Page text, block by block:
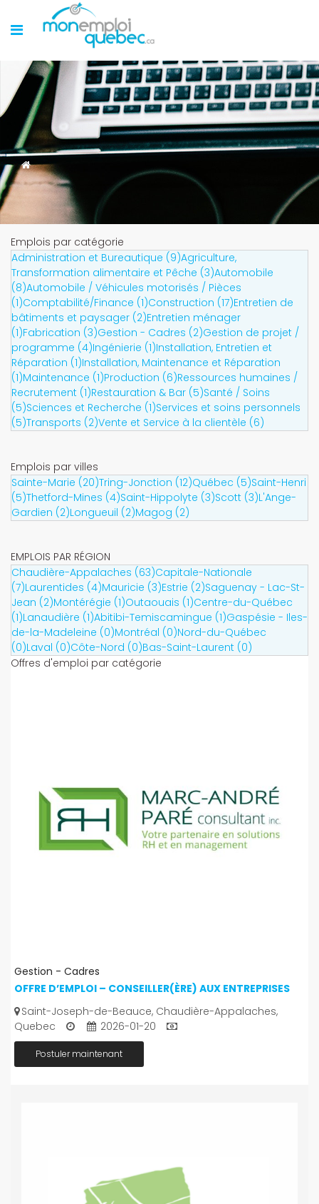
Emplois par catégorie
Administration et Bureautique (9)Agriculture,
Transformation alimentaire et Pêche (3)Automobile
(8)Automobile / Véhicules motorisés / Pièces
(1)Comptabilité/Finance (1)Construction (17)Entretien de
bâtiments et paysager (2)Entretien ménager
(1)Fabrication (3)Gestion - Cadres (2)Gestion de projet /
programme (4)Ingénierie (1)Installation, Entretien et
Réparation (1)Installation, Maintenance et Réparation
(1)Maintenance (1)Production (6)Ressources humaines /
Recrutement (1)Restauration & Bar (5)Santé / Soins
(5)Sciences et Recherche (1)Services et soins personnels
(5)Transports (2)Vente et Service à la clientèle (6)
Emplois par villes
Sainte-Marie (20)Tring-Jonction (12)Québec (5)Saint-Henri
(5)Thetford-Mines (4)Saint-Hippolyte (3)Scott (3)L'Ange-
Gardien (2)Longueuil (2)Magog (2)
EMPLOIS PAR RÉGION
Chaudière-Appalaches (63)Capitale-Nationale
(7)Laurentides (4)Mauricie (3)Estrie (2)Saguenay - Lac-St-
Jean (2)Montérégie (1)Outaouais (1)Centre-du-Québec
(1)Lanaudière (1)Abitibi-Temiscamingue (1)Gaspésie - Iles-
de-la-Madeleine (0)Montréal (0)Nord-du-Québec
(0)Laval (0)Côte-Nord (0)Bas-Saint-Laurent (0)
Offres d'emploi par catégorie
Gestion - Cadres
OFFRE D’EMPLOI – CONSEILLER(ÈRE) AUX ENTREPRISES
Saint-Joseph-de-Beauce, Chaudière-Appalaches,
Quebec
2026-01-20
Postuler maintenant